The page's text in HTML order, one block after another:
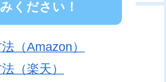
ください！
（Amazon）
（楽天）